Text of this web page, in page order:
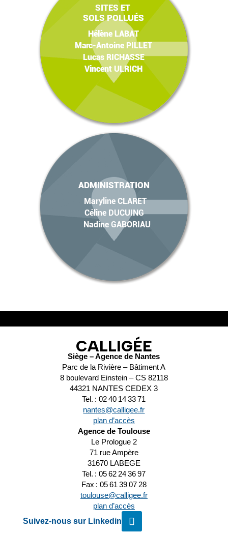
CALLIGÉE
Siège – Agence de Nantes
Parc de la Rivière – Bâtiment A
8 boulevard Einstein – CS 82118
44321 NANTES CEDEX 3
Tel. : 02 40 14 33 71
nantes@calligee.fr
plan d’accès
Agence de Toulouse
Le Prologue 2
71 rue Ampère
31670 LABEGE
Tel. : 05 62 24 36 97
Fax : 05 61 39 07 28
toulouse@calligee.fr
plan d’accès
Suivez-nous sur Linkedin